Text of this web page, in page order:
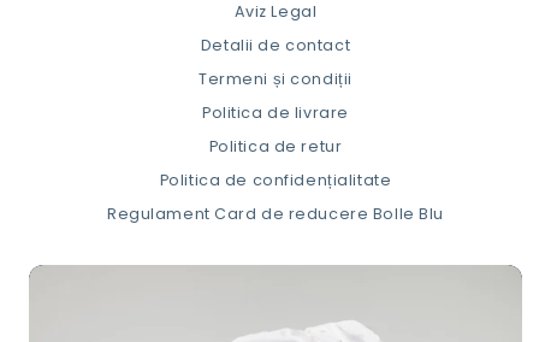
Aviz Legal
Detalii de contact
Termeni și condiții
Politica de livrare
Politica de retur
Politica de confidențialitate
Regulament Card de reducere Bolle Blu